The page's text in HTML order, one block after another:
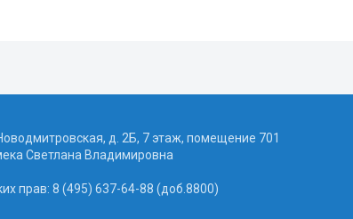
д. 2Б, 7 этаж, помещение 701
Светлана Владимировна
прав: 8 (495) 637-64-88 (доб.8800)